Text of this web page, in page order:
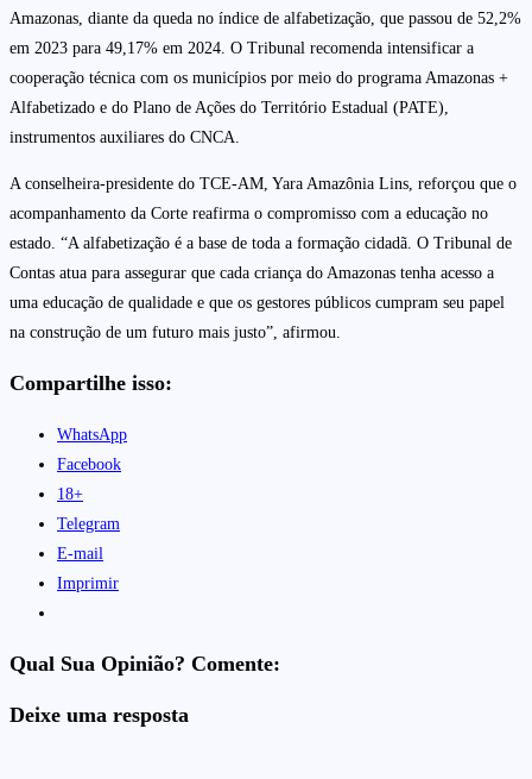
Amazonas, diante da queda no índice de alfabetização, que passou de 52,2%
em 2023 para 49,17% em 2024. O Tribunal recomenda intensificar a
cooperação técnica com os municípios por meio do programa Amazonas +
Alfabetizado e do Plano de Ações do Território Estadual (PATE),
instrumentos auxiliares do CNCA.
A conselheira-presidente do TCE-AM, Yara Amazônia Lins, reforçou que o
acompanhamento da Corte reafirma o compromisso com a educação no
estado. “A alfabetização é a base de toda a formação cidadã. O Tribunal de
Contas atua para assegurar que cada criança do Amazonas tenha acesso a
uma educação de qualidade e que os gestores públicos cumpram seu papel
na construção de um futuro mais justo”, afirmou.
Compartilhe isso:
WhatsApp
Facebook
18+
Telegram
E-mail
Imprimir
Qual Sua Opinião? Comente:
Deixe uma resposta